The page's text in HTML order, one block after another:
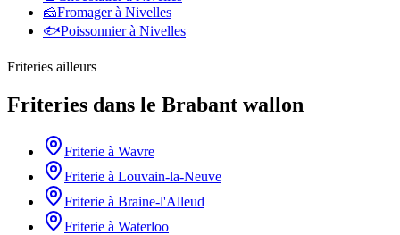
🧀Fromagerà Nivelles
🐟Poissonnierà Nivelles
Friteries ailleurs
Friteries dans le Brabant wallon
Friterie à Wavre
Friterie à Louvain-la-Neuve
Friterie à Braine-l'Alleud
Friterie à Waterloo